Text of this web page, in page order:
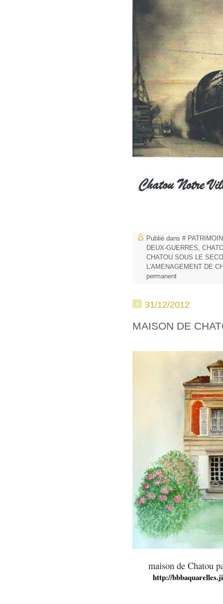
Publié dans #
DEUX-GUERRES,
CHATOU SOUS LE
L'AMENAGEMENT DE
permanent
31/12/2012
MAISON DE
maison de Chatou
http://